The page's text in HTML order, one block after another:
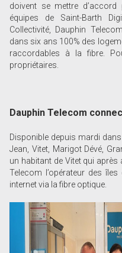
doivent se mettre
équipes de Saint-Barth
Collectivité, Dauphin
dans six ans 100% des
raccordables à la fibre.
propriétaires.
Dauphin Telecom
Disponible depuis mardi
Jean, Vitet, Marigot Dévé,
un habitant de Vitet qui
Telecom l’opérateur des
internet via la fibre optique.